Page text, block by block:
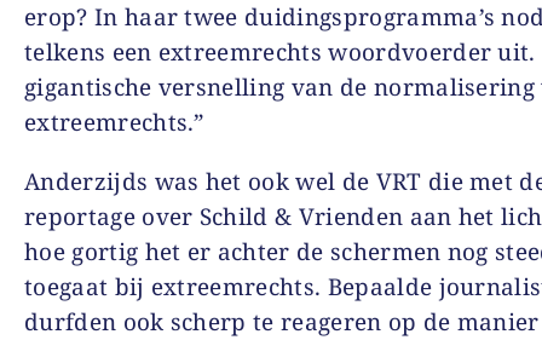
erop? In haar twee duidingsprogramma’s
telkens een extreemrechts woordvoerder uit.
gigantische versnelling van de normalisering
extreemrechts.”
Anderzijds was het ook wel de VRT die met
reportage over Schild & Vrienden aan het
hoe gortig het er achter de schermen nog
toegaat bij extreemrechts. Bepaalde
durfden ook scherp te reageren op de